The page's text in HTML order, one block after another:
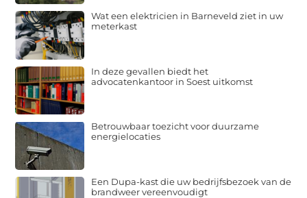
Wat een elektricien in Barneveld ziet in uw
meterkast
In deze gevallen biedt het
advocatenkantoor in Soest uitkomst
Betrouwbaar toezicht voor duurzame
energielocaties
Een Dupa-kast die uw bedrijfsbezoek van de
brandweer vereenvoudigt